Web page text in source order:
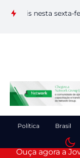
nesta sexta-feira
Política Brasil
Ouça agora a